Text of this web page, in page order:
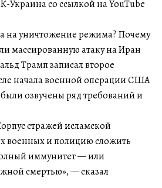
Украина со ссылкой на YouTube
на уничтожение режима? Почему
массированную атаку на Иран
Трамп записал второе
начала военной операции США
озвучены ряд требований и
стражей исламской
военных и полицию сложить
иммунитет — или
смертью», — сказал